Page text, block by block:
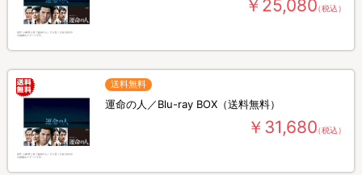
￥25,080（税込）
送料無料
運命の人／Blu-ray BOX（送料無料）
￥31,680（税込）